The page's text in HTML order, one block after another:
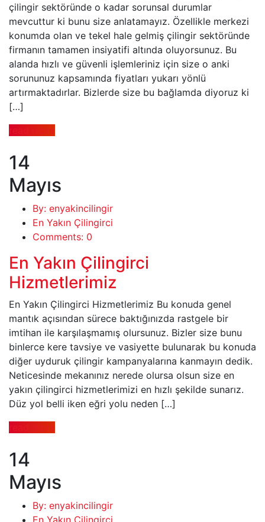
çilingir sektöründe o kadar sorunsal durumlar
mevcuttur ki bunu size anlatamayız. Özellikle merkezi
konumda olan ve tekel hale gelmiş çilingir sektöründe
firmanın tamamen insiyatifi altında oluyorsunuz. Bu
alanda hızlı ve güvenli işlemleriniz için size o anki
sorununuz kapsamında fiyatları yukarı yönlü
artırmaktadırlar. Bizlerde size bu bağlamda diyoruz ki
[…]
read more
14
Mayıs
By: enyakincilingir
En Yakın Çilingirci
Comments: 0
En Yakın Çilingirci
Hizmetlerimiz
En Yakın Çilingirci Hizmetlerimiz Bu konuda genel
mantık açısından sürece baktığınızda rastgele bir
imtihan ile karşılaşmamış olursunuz. Bizler size bunu
binlerce kere tavsiye ve vasiyette bulunarak bu konuda
diğer uyduruk çilingir kampanyalarına kanmayın dedik.
Neticesinde mekanınız nerede olursa olsun size en
yakın çilingirci hizmetlerimizi en hızlı şekilde sunarız.
Düz yol belli iken eğri yolu neden […]
read more
14
Mayıs
By: enyakincilingir